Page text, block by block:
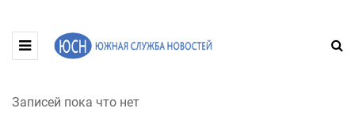
Записей пока что нет